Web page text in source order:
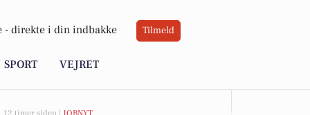
- direkte i din indbakke Tilmeld
SPORT VEJRET